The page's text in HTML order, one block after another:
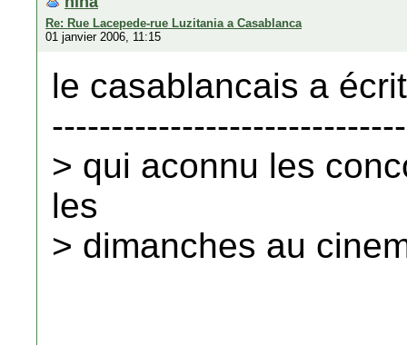
Re: Rue Lacepede-rue Luzitania a Casablanca
01 janvier 2006, 11:15
le casablancais a
> qui aconnu les
les
> dimanches au